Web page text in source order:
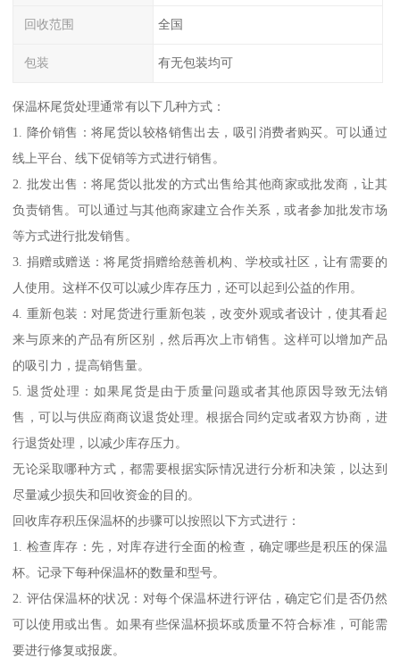
回收范围 全国
包装 有无包装均可
保温杯尾货处理通常有以下几种方式：
1. 降价销售：将尾货以较格销售出去，吸引消费者购买。可以通过
线上平台、线下促销等方式进行销售。
2. 批发出售：将尾货以批发的方式出售给其他商家或批发商，让其
负责销售。可以通过与其他商家建立合作关系，或者参加批发市场
等方式进行批发销售。
3. 捐赠或赠送：将尾货捐赠给慈善机构、学校或社区，让有需要的
人使用。这样不仅可以减少库存压力，还可以起到公益的作用。
4. 重新包装：对尾货进行重新包装，改变外观或者设计，使其看起
来与原来的产品有所区别，然后再次上市销售。这样可以增加产品
的吸引力，提高销售量。
5. 退货处理：如果尾货是由于质量问题或者其他原因导致无法销
售，可以与供应商商议退货处理。根据合同约定或者双方协商，进
行退货处理，以减少库存压力。
无论采取哪种方式，都需要根据实际情况进行分析和决策，以达到
尽量减少损失和回收资金的目的。
回收库存积压保温杯的步骤可以按照以下方式进行：
1. 检查库存：先，对库存进行全面的检查，确定哪些是积压的保温
杯。记录下每种保温杯的数量和型号。
2. 评估保温杯的状况：对每个保温杯进行评估，确定它们是否仍然
可以使用或出售。如果有些保温杯损坏或质量不符合标准，可能需
要进行修复或报废。